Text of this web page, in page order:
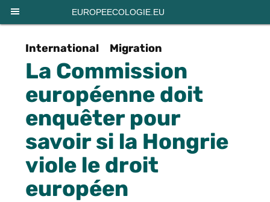
EUROPEECOLOGIE.EU
International Migration
La Commission
européenne doit
enquêter pour
savoir si la Hongrie
viole le droit
européen